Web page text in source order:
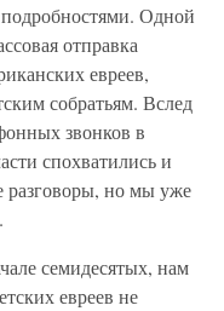
Одной
отправка
евреев,
собратьям. Вслед
звонков в
спохватились и
разговоры, но мы уже
семидесятых, нам
евреев не